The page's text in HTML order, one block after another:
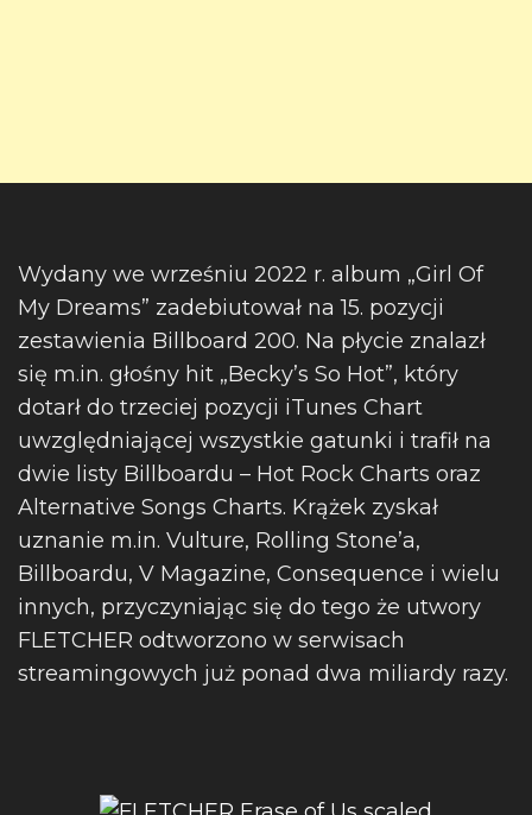
Wydany we wrześniu 2022 r. album „Girl Of
My Dreams” zadebiutował na 15. pozycji
zestawienia Billboard 200. Na płycie znalazł
się m.in. głośny hit „Becky’s So Hot”, który
dotarł do trzeciej pozycji iTunes Chart
uwzględniającej wszystkie gatunki i trafił na
dwie listy Billboardu – Hot Rock Charts oraz
Alternative Songs Charts. Krążek zyskał
uznanie m.in. Vulture, Rolling Stone’a,
Billboardu, V Magazine, Consequence i wielu
innych, przyczyniając się do tego że utwory
FLETCHER odtworzono w serwisach
streamingowych już ponad dwa miliardy razy.